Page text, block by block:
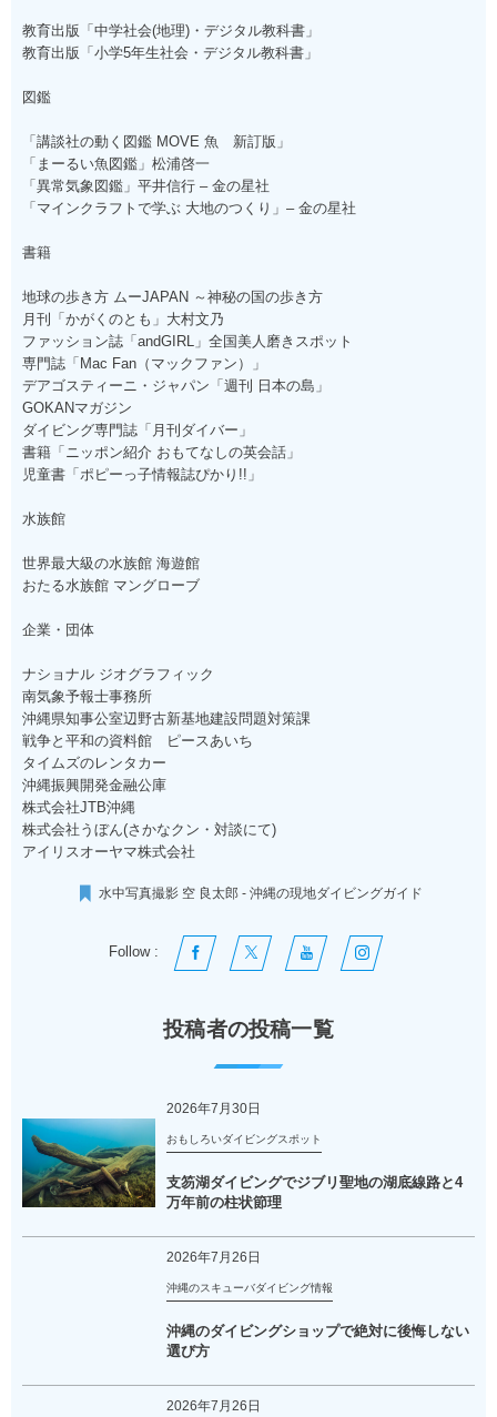
教育出版「中学社会(地理)・デジタル教科書」
教育出版「小学5年生社会・デジタル教科書」
図鑑
「講談社の動く図鑑 MOVE 魚 新訂版」
「まーるい魚図鑑」松浦啓一
「異常気象図鑑」平井信行 – 金の星社
「マインクラフトで学ぶ 大地のつくり」– 金の星社
書籍
地球の歩き方 ムーJAPAN ～神秘の国の歩き方
月刊「かがくのとも」大村文乃
ファッション誌「andGIRL」全国美人磨きスポット
専門誌「Mac Fan（マックファン）」
デアゴスティーニ・ジャパン「週刊 日本の島」
GOKANマガジン
ダイビング専門誌「月刊ダイバー」
書籍「ニッポン紹介 おもてなしの英会話」
児童書「ポピーっ子情報誌ぴかり!!」
水族館
世界最大級の水族館 海遊館
おたる水族館 マングローブ
企業・団体
ナショナル ジオグラフィック
南気象予報士事務所
沖縄県知事公室辺野古新基地建設問題対策課
戦争と平和の資料館 ピースあいち
タイムズのレンタカー
沖縄振興開発金融公庫
株式会社JTB沖縄
株式会社うぼん(さかなクン・対談にて)
アイリスオーヤマ株式会社
水中写真撮影 空 良太郎 - 沖縄の現地ダイビングガイド
Follow :
投稿者の投稿一覧
2026年7月30日
おもしろいダイビングスポット
支笏湖ダイビングでジブリ聖地の湖底線路と4
万年前の柱状節理
2026年7月26日
沖縄のスキューバダイビング情報
沖縄のダイビングショップで絶対に後悔しない
選び方
2026年7月26日